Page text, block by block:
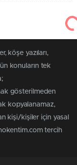
köşe yazıları,
konuların tek
gösterilmeden
kopyalanamaz,
kişi/kişiler için yasal
tercih